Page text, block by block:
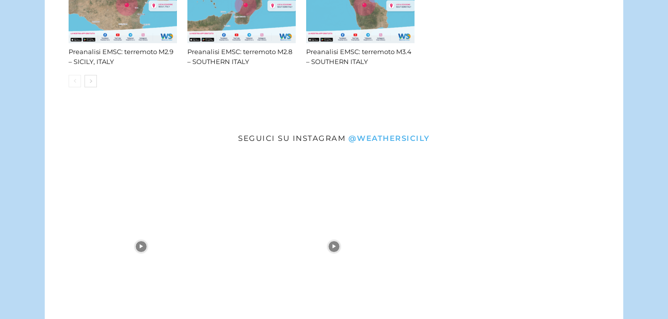
Preanalisi EMSC: terremoto M2.9
– SICILY, ITALY
Preanalisi EMSC: terremoto M2.8
– SOUTHERN ITALY
Preanalisi EMSC: terremoto M3.4
– SOUTHERN ITALY
SEGUICI SU INSTAGRAM @WEATHERSICILY